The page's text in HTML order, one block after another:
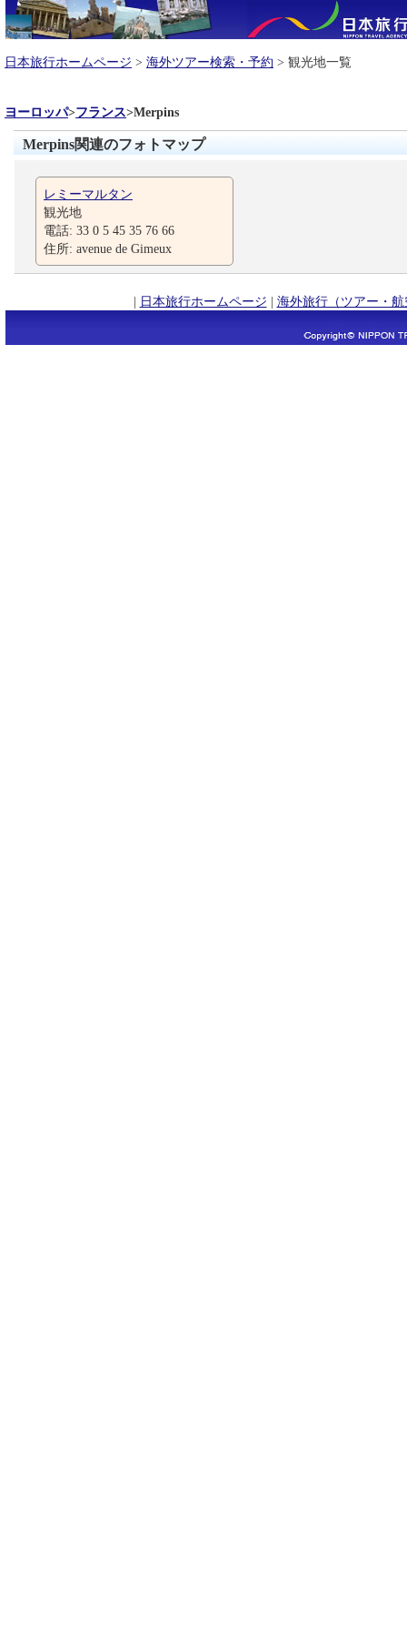
日本旅行ホームページ > 海外ツアー検索・予約 > 観光地一覧
ヨーロッパ>フランス>Merpins
Merpins関連のフォトマップ
レミーマルタン
観光地
電話: 33 0 5 45 35 76 66
住所: avenue de Gimeux
| 日本旅行ホームページ | 海外旅行（ツアー・航